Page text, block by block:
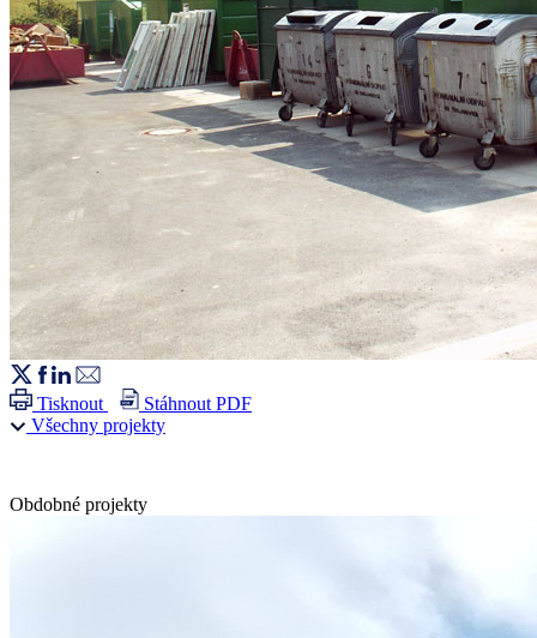
Tisknout
Stáhnout PDF
Všechny projekty
Obdobné projekty